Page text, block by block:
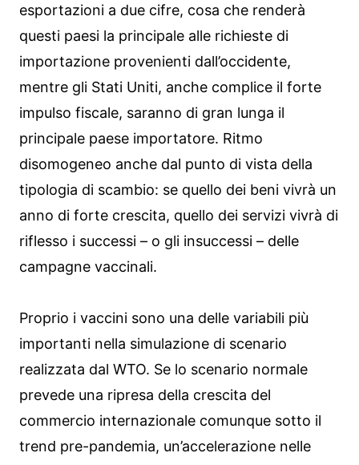
esportazioni a due cifre, cosa che renderà
questi paesi la principale alle richieste di
importazione provenienti dall’occidente,
mentre gli Stati Uniti, anche complice il forte
impulso fiscale, saranno di gran lunga il
principale paese importatore. Ritmo
disomogeneo anche dal punto di vista della
tipologia di scambio: se quello dei beni vivrà un
anno di forte crescita, quello dei servizi vivrà di
riflesso i successi – o gli insuccessi – delle
campagne vaccinali.
Proprio i vaccini sono una delle variabili più
importanti nella simulazione di scenario
realizzata dal WTO. Se lo scenario normale
prevede una ripresa della crescita del
commercio internazionale comunque sotto il
trend pre-pandemia, un’accelerazione nelle